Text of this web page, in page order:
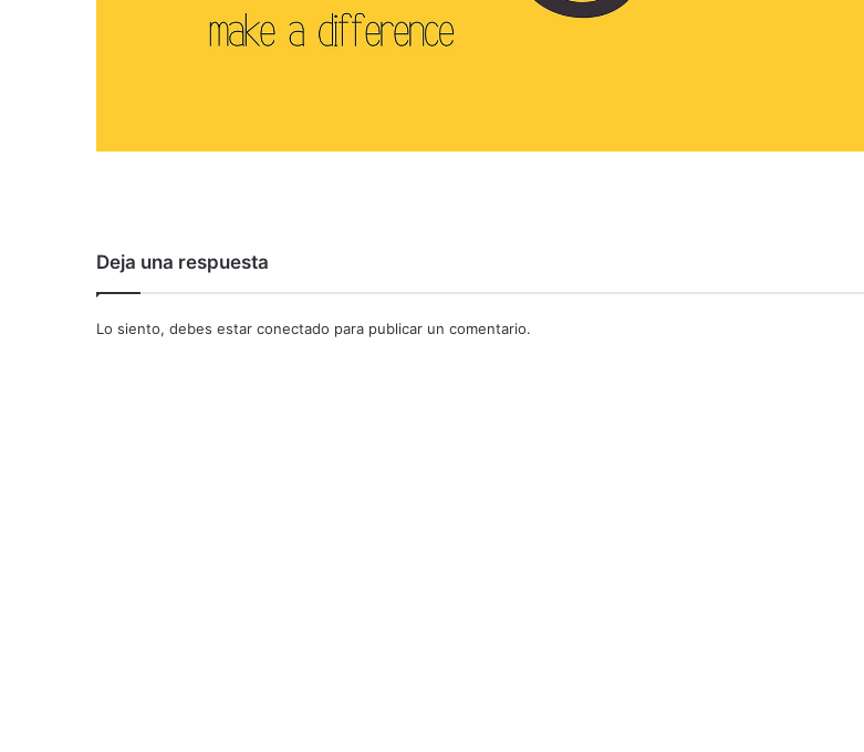
Deja una respuesta
Lo siento, debes estar conectado para publicar un comentario.